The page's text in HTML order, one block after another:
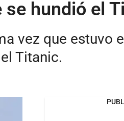
hundió el
vez que estuvo
Titanic.